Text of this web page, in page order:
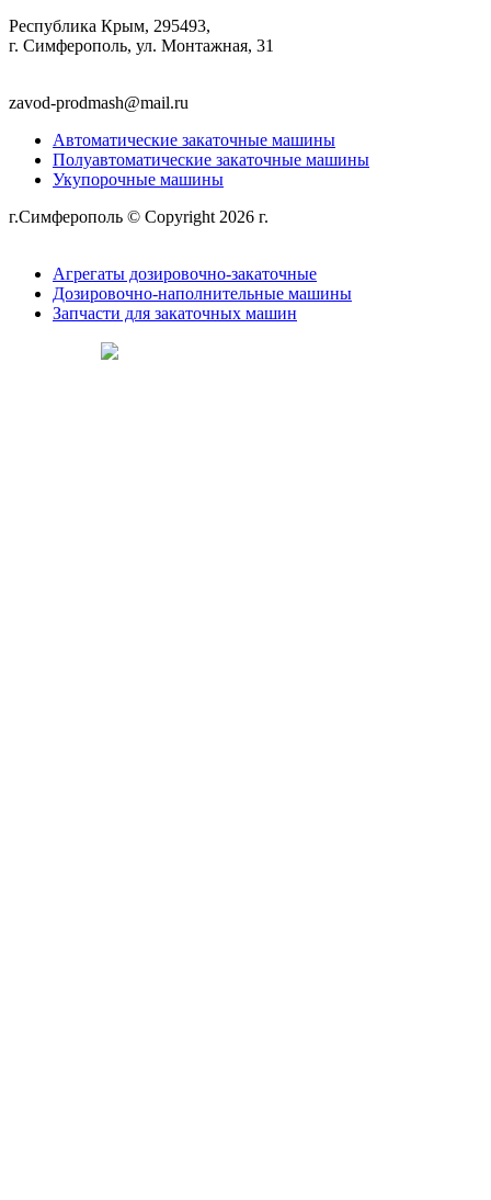
Республика Крым, 295493,
г. Симферополь, ул. Монтажная, 31
zavod-prodmash@mail.ru
Автоматические закаточные машины
Полуавтоматические закаточные машины
Укупорочные машины
г.Симферополь © Copyright 2026 г.
Агрегаты дозировочно-закаточные
Дозировочно-наполнительные машины
Запчасти для закаточных машин